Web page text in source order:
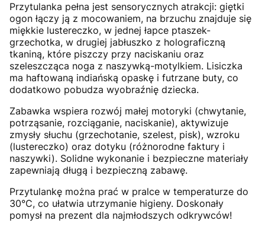
Przytulanka pełna jest sensorycznych atrakcji: giętki
ogon łączy ją z mocowaniem, na brzuchu znajduje się
miękkie lustereczko, w jednej łapce ptaszek-
grzechotka, w drugiej jabłuszko z holograficzną
tkaniną, które piszczy przy naciskaniu oraz
szeleszcząca noga z naszywką-motylkiem. Lisiczka
ma haftowaną indiańską opaskę i futrzane buty, co
dodatkowo pobudza wyobraźnię dziecka.
Zabawka wspiera rozwój małej motoryki (chwytanie,
potrząsanie, rozciąganie, naciskanie), aktywizuje
zmysły słuchu (grzechotanie, szelest, pisk), wzroku
(lustereczko) oraz dotyku (różnorodne faktury i
naszywki). Solidne wykonanie i bezpieczne materiały
zapewniają długą i bezpieczną zabawę.
Przytulankę można prać w pralce w temperaturze do
30°C, co ułatwia utrzymanie higieny. Doskonały
pomysł na prezent dla najmłodszych odkrywców!